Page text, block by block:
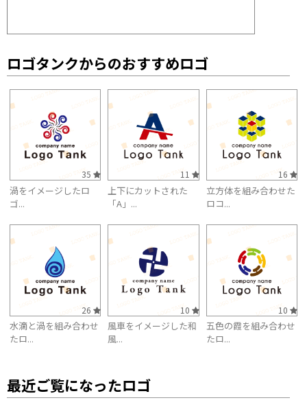
ロゴタンクからのおすすめロゴ
35
渦をイメージしたロ
ゴ...
11
上下にカットされた
「A」...
16
立方体を組み合わせた
ロコ...
26
水滴と渦を組み合わせ
たロ...
10
風車をイメージした和
風...
10
五色の霞を組み合わせ
たロ...
最近ご覧になったロゴ